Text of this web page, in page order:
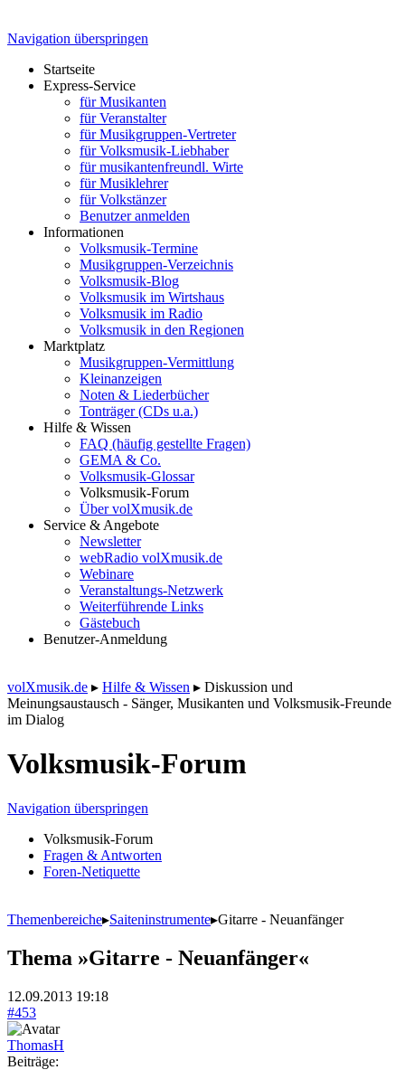
Navigation überspringen
Startseite
Express-Service
für Musikanten
für Veranstalter
für Musikgruppen-Vertreter
für Volksmusik-Liebhaber
für musikantenfreundl. Wirte
für Musiklehrer
für Volkstänzer
Benutzer anmelden
Informationen
Volksmusik-Termine
Musikgruppen-Verzeichnis
Volksmusik-Blog
Volksmusik im Wirtshaus
Volksmusik im Radio
Volksmusik in den Regionen
Marktplatz
Musikgruppen-Vermittlung
Kleinanzeigen
Noten & Liederbücher
Tonträger (CDs u.a.)
Hilfe & Wissen
FAQ (häufig gestellte Fragen)
GEMA & Co.
Volksmusik-Glossar
Volksmusik-Forum
Über volXmusik.de
Service & Angebote
Newsletter
webRadio volXmusik.de
Webinare
Veranstaltungs-Netzwerk
Weiterführende Links
Gästebuch
Benutzer-Anmeldung
volXmusik.de ▸ Hilfe & Wissen ▸ Diskussion und
Meinungsaustausch - Sänger, Musikanten und Volksmusik-Freunde
im Dialog
Volksmusik-Forum
Navigation überspringen
Volksmusik-Forum
Fragen & Antworten
Foren-Netiquette
Themenbereiche▸Saiteninstrumente▸Gitarre - Neuanfänger
Thema »Gitarre - Neuanfänger«
12.09.2013 19:18
#453
ThomasH
Beiträge: